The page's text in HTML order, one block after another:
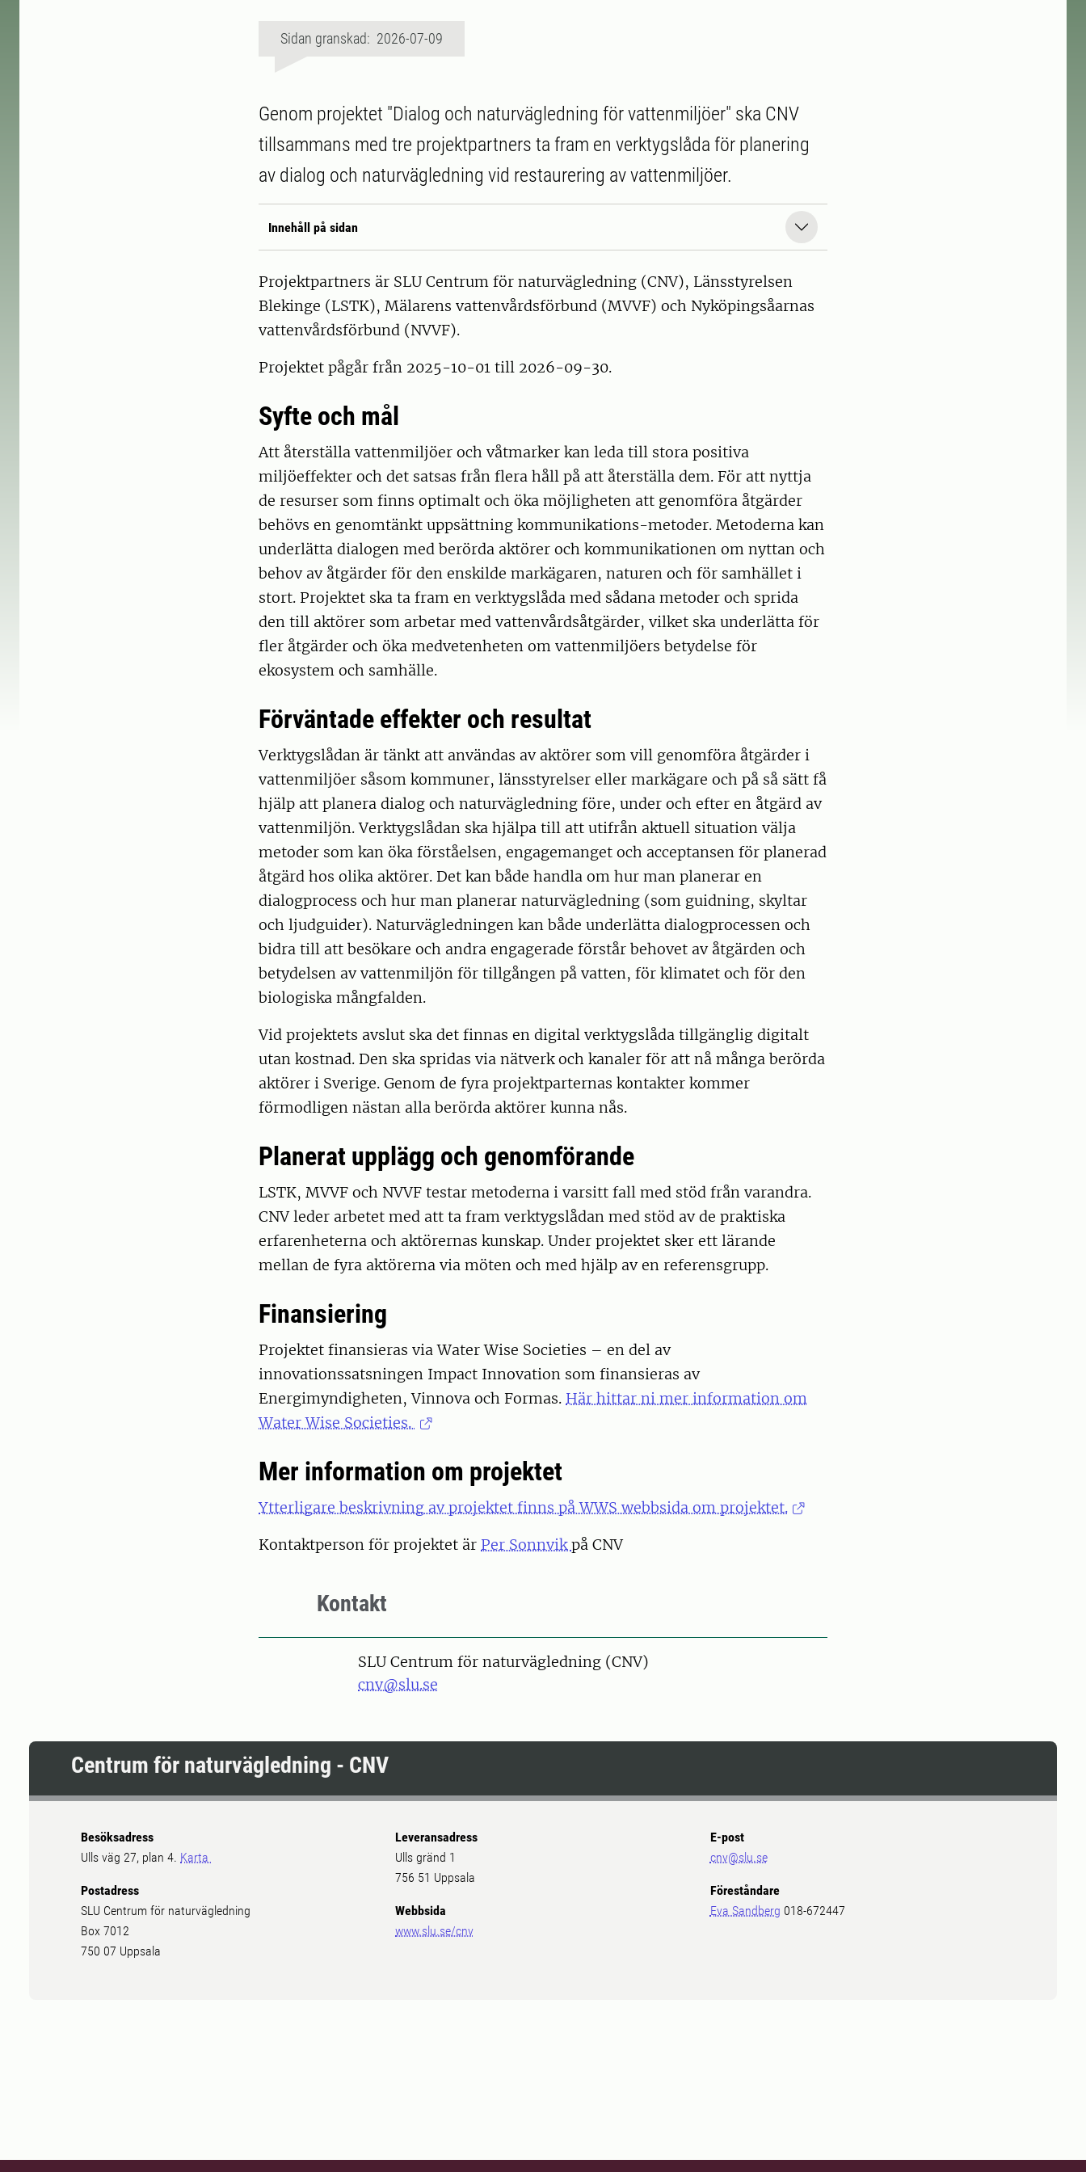
Sidan granskad: 2026-07-09
Genom projektet "Dialog och naturvägledning för vattenmiljöer" ska CNV
tillsammans med tre projektpartners ta fram en verktygslåda för planering
av dialog och naturvägledning vid restaurering av vattenmiljöer.
Innehåll på sidan
Projektpartners är SLU Centrum för naturvägledning (CNV), Länsstyrelsen
Blekinge (LSTK), Mälarens vattenvårdsförbund (MVVF) och Nyköpingsåarnas
vattenvårdsförbund (NVVF).
Projektet pågår från 2025-10-01 till 2026-09-30.
Syfte och mål
Att återställa vattenmiljöer och våtmarker kan leda till stora positiva
miljöeffekter och det satsas från flera håll på att återställa dem. För att nyttja
de resurser som finns optimalt och öka möjligheten att genomföra åtgärder
behövs en genomtänkt uppsättning kommunikations-metoder. Metoderna kan
underlätta dialogen med berörda aktörer och kommunikationen om nyttan och
behov av åtgärder för den enskilde markägaren, naturen och för samhället i
stort. Projektet ska ta fram en verktygslåda med sådana metoder och sprida
den till aktörer som arbetar med vattenvårdsåtgärder, vilket ska underlätta för
fler åtgärder och öka medvetenheten om vattenmiljöers betydelse för
ekosystem och samhälle.
Förväntade effekter och resultat
Verktygslådan är tänkt att användas av aktörer som vill genomföra åtgärder i
vattenmiljöer såsom kommuner, länsstyrelser eller markägare och på så sätt få
hjälp att planera dialog och naturvägledning före, under och efter en åtgärd av
vattenmiljön. Verktygslådan ska hjälpa till att utifrån aktuell situation välja
metoder som kan öka förståelsen, engagemanget och acceptansen för planerad
åtgärd hos olika aktörer. Det kan både handla om hur man planerar en
dialogprocess och hur man planerar naturvägledning (som guidning, skyltar
och ljudguider). Naturvägledningen kan både underlätta dialogprocessen och
bidra till att besökare och andra engagerade förstår behovet av åtgärden och
betydelsen av vattenmiljön för tillgången på vatten, för klimatet och för den
biologiska mångfalden.
Vid projektets avslut ska det finnas en digital verktygslåda tillgänglig digitalt
utan kostnad. Den ska spridas via nätverk och kanaler för att nå många berörda
aktörer i Sverige. Genom de fyra projektparternas kontakter kommer
förmodligen nästan alla berörda aktörer kunna nås.
Planerat upplägg och genomförande
LSTK, MVVF och NVVF testar metoderna i varsitt fall med stöd från varandra.
CNV leder arbetet med att ta fram verktygslådan med stöd av de praktiska
erfarenheterna och aktörernas kunskap. Under projektet sker ett lärande
mellan de fyra aktörerna via möten och med hjälp av en referensgrupp.
Finansiering
Projektet finansieras via Water Wise Societies – en del av
innovationssatsningen Impact Innovation som finansieras av
Energimyndigheten, Vinnova och Formas. Här hittar ni mer information om
Water Wise Societies.
Mer information om projektet
Ytterligare beskrivning av projektet finns på WWS webbsida om projektet.
Kontaktperson för projektet är Per Sonnvikpå CNV
Kontakt
SLU Centrum för naturvägledning (CNV)
cnv@slu.se
Centrum för naturvägledning - CNV
Besöksadress
Ulls väg 27, plan 4. Karta
Postadress
SLU Centrum för naturvägledning
Box 7012
750 07 Uppsala
Leveransadress
Ulls gränd 1
756 51 Uppsala
Webbsida
www.slu.se/cnv
E-post
cnv@slu.se
Föreståndare
Eva Sandberg 018-672447